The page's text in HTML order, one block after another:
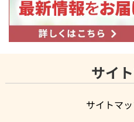
サイ
サイトマ